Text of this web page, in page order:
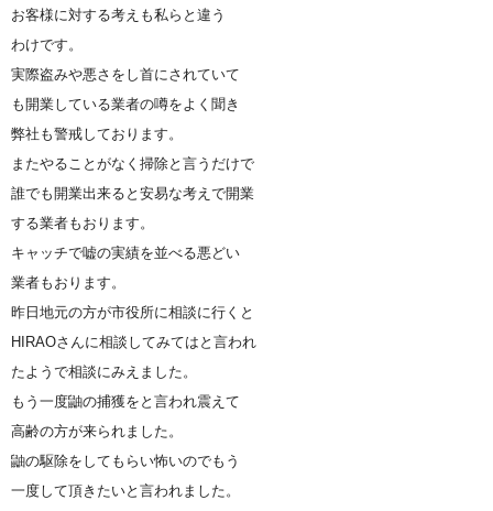
お客様に対する考えも私らと違う
わけです。
実際盗みや悪さをし首にされていて
も開業している業者の噂をよく聞き
弊社も警戒しております。
またやることがなく掃除と言うだけで
誰でも開業出来ると安易な考えで開業
する業者もおります。
キャッチで嘘の実績を並べる悪どい
業者もおります。
昨日地元の方が市役所に相談に行くと
HIRAOさんに相談してみてはと言われ
たようで相談にみえました。
もう一度鼬の捕獲をと言われ震えて
高齢の方が来られました。
鼬の駆除をしてもらい怖いのでもう
一度して頂きたいと言われました。